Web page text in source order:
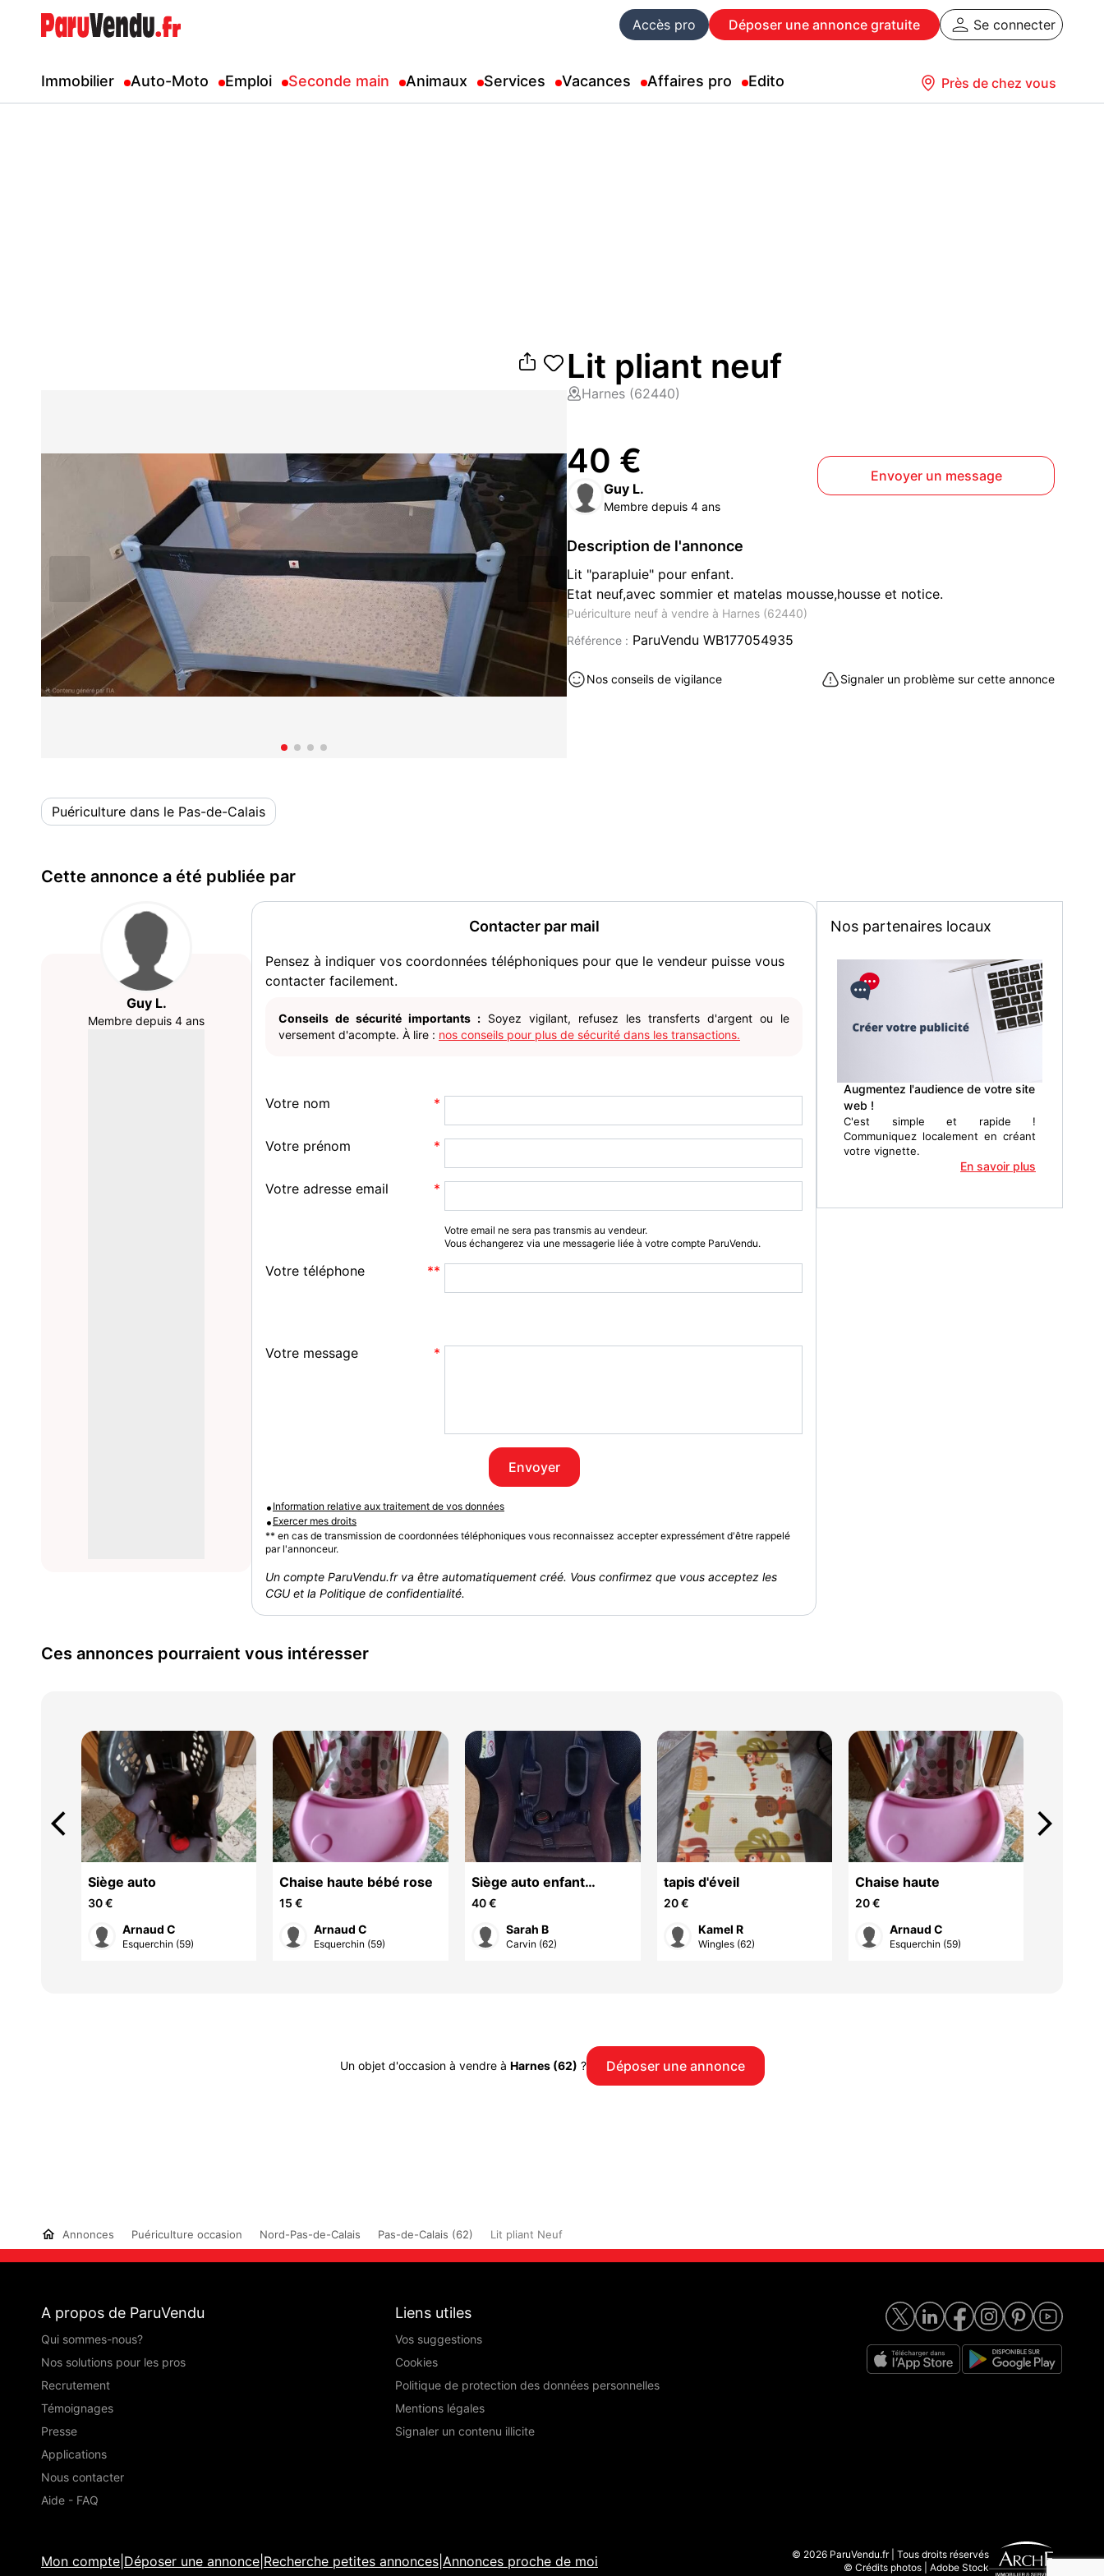
Accès pro Déposer une annonce gratuite Se connecter
Immobilier Auto-Moto Emploi Seconde main Animaux Services Vacances Affaires pro Edito Près de chez vous
Lit pliant neuf
Harnes (62440)
40 €
Guy L.
Membre depuis 4 ans
Envoyer un message
Description de l'annonce
Lit "parapluie" pour enfant.
Etat neuf,avec sommier et matelas mousse,housse et notice.
Puériculture neuf à vendre à Harnes (62440)
Référence : ParuVendu WB177054935
Nos conseils de vigilance Signaler un problème sur cette annonce
Puériculture dans le Pas-de-Calais
Cette annonce a été publiée par
Guy L.
Membre depuis 4 ans
Contacter par mail
Pensez à indiquer vos coordonnées téléphoniques pour que le vendeur puisse vous
contacter facilement.
Conseils de sécurité importants : Soyez vigilant, refusez les transferts d'argent ou le
versement d'acompte. À lire : nos conseils pour plus de sécurité dans les transactions.
Votre nom
Votre prénom
Votre adresse email
Votre email ne sera pas transmis au vendeur.
Vous échangerez via une messagerie liée à votre compte ParuVendu.
Votre téléphone
Votre message
Envoyer
• Information relative aux traitement de vos données
• Exercer mes droits
** en cas de transmission de coordonnées téléphoniques vous reconnaissez accepter expressément d'être rappelé
par l'annonceur.
Un compte ParuVendu.fr va être automatiquement créé. Vous confirmez que vous acceptez les
CGU et la Politique de confidentialité.
Nos partenaires locaux
Augmentez l'audience de votre site
web !
C'est simple et rapide !
Communiquez localement en créant
votre vignette.
En savoir plus
Ces annonces pourraient vous intéresser
Siège auto
30 €
Arnaud C
Esquerchin (59)
Chaise haute bébé rose
15 €
Arnaud C
Esquerchin (59)
Siège auto enfant
Norauto noir
40 €
Sarah B
Carvin (62)
tapis d'éveil
20 €
Kamel R
Wingles (62)
Chaise haute
20 €
Arnaud C
Esquerchin (59)
arrow_back_ios arrow_forward_ios
Un objet d'occasion à vendre à Harnes (62) ? Déposer une annonce
Annonces Puériculture occasion Nord-Pas-de-Calais Pas-de-Calais (62) Lit pliant Neuf
A propos de ParuVendu
Qui sommes-nous?
Nos solutions pour les pros
Recrutement
Témoignages
Presse
Applications
Nous contacter
Aide - FAQ
Liens utiles
Vos suggestions
Cookies
Politique de protection des données personnelles
Mentions légales
Signaler un contenu illicite
Mon compte Déposer une annonce Recherche petites annonces Annonces proche de moi
© 2026 ParuVendu.fr | Tous droits réservés
© Crédits photos | Adobe Stock